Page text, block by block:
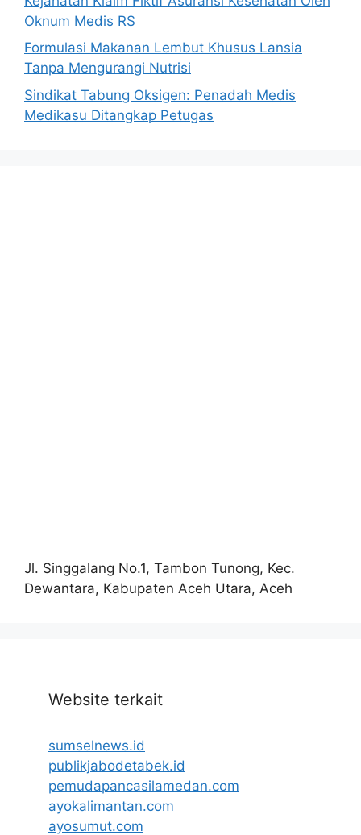
Oknum Medis RS
Formulasi Makanan Lembut Khusus Lansia
Tanpa Mengurangi Nutrisi
Sindikat Tabung Oksigen: Penadah Medis
Medikasu Ditangkap Petugas
Jl. Singgalang No.1, Tambon Tunong, Kec.
Dewantara, Kabupaten Aceh Utara, Aceh
Website terkait
sumselnews.id
publikjabodetabek.id
pemudapancasilamedan.com
ayokalimantan.com
ayosumut.com